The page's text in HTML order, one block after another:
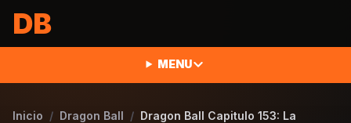
DB
MENU
Inicio / Dragon Ball / Dragon Ball Capitulo 153: La